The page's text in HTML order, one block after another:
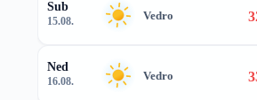
Sub
15.08. Vedro
Ned
16.08. Vedro